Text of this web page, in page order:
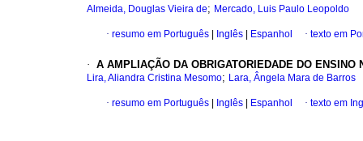
Almeida, Douglas Vieira de; Mercado, Luis Paulo Leopoldo
· resumo em Português Inglês Espanhol · texto em
· A AMPLIAÇÃO DA OBRIGATORIEDADE DO ENSINO
Lira, Aliandra Cristina Mesomo; Lara, Ângela Mara de Barros
· resumo em Português Inglês Espanhol · texto em